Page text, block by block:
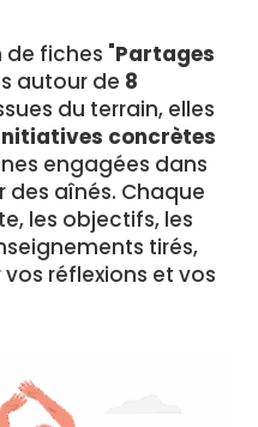
fiches "Partages
autour de 8
du terrain, elles
concrètes
engagées dans
aînés. Chaque
les objectifs, les
tirés,
réflexions et vos